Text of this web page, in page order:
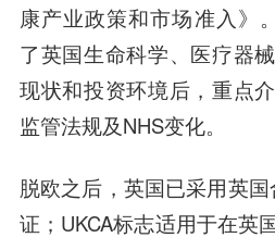
康产业政策和市场准入》
了英国生命科学、医疗器
现状和投资环境后，重点
监管法规及NHS变化。
脱欧之后，英国已采用英
证；UKCA标志适用于在英